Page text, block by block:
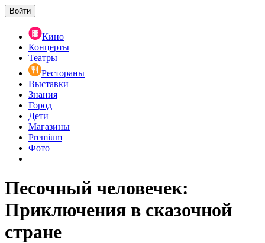
Войти
Кино
Концерты
Театры
Рестораны
Выставки
Знания
Город
Дети
Магазины
Premium
Фото
Песочный человечек:
Приключения в сказочной
стране